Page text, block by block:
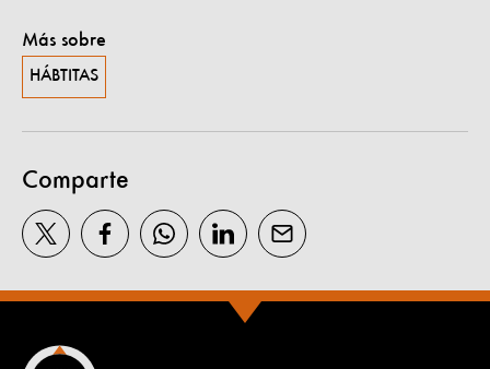
Más sobre
HÁBTITAS
Comparte